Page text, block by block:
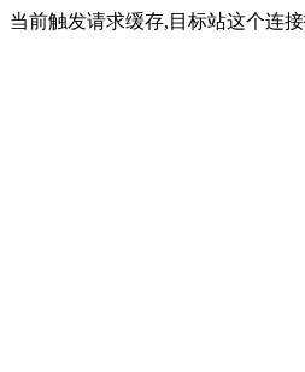
当前触发请求缓存,目标站这个连